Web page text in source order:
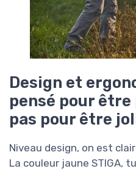
Design et
pensé pour
pas pour être
Niveau design, on est
La couleur jaune STIGA,